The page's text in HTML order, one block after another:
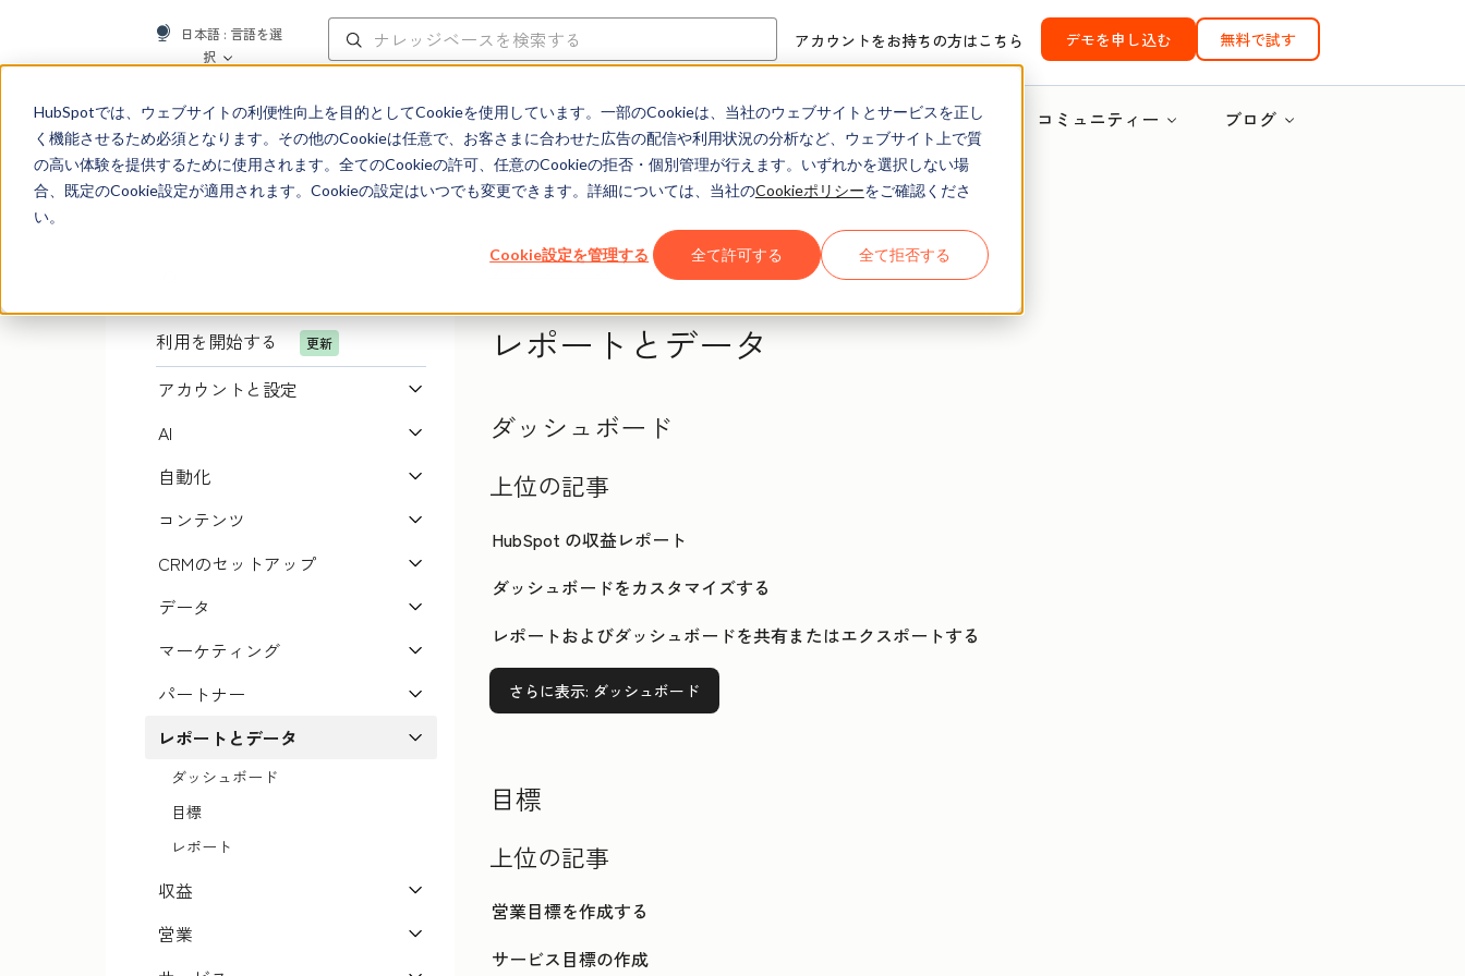
HubSpotでは、ウェブサイトの利便性向上を目的としてCookieを使用しています。一部のCookieは、当社のウェブサイトとサービスを正し
く機能させるため必須となります。その他のCookieは任意で、お客さまに合わせた広告の配信や利用状況の分析など、ウェブサイト上で質
の高い体験を提供するために使用されます。全てのCookieの許可、任意のCookieの拒否・個別管理が行えます。いずれかを選択しない場
合、既定のCookie設定が適用されます。Cookieの設定はいつでも変更できます。詳細については、当社のCookieポリシーをご確認くださ
い。
Cookie設定を管理する 全て許可する 全て拒否する
日本語 : 言語を選
択
アカウントをお持ちの方はこちら デモを申し込む 無料で試す
ナレッジベース ヘルプセンター ドキュメント トレーニング コミュニティー ブログ
利用を開始する 更新
アカウントと設定
AI
自動化
コンテンツ
CRMのセットアップ
データ
マーケティング
パートナー
レポートとデータ
ダッシュボード
目標
レポート
収益
営業
ナレッジベース
レポートとデータ
ダッシュボード
上位の記事
HubSpot の収益レポート
ダッシュボードをカスタマイズする
レポートおよびダッシュボードを共有またはエクスポートする
さらに表示: ダッシュボード
目標
上位の記事
営業目標を作成する
サービス目標の作成